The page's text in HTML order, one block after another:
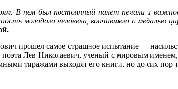
В нем был постоянный налет печали и
молодого человека, кончившего с медалью
прошел самое страшное испытание —
поэта Лев Николаевич, ученый с мировым
тиражами выходят его книги, но до сих пор